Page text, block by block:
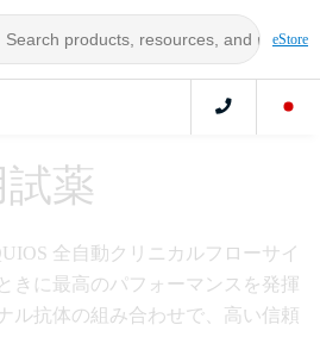
eStore
薬
全自動クリニカルフローサイ
きに最高のパフォーマンスを発揮
ル抗体の組み合わせで、高い信頼